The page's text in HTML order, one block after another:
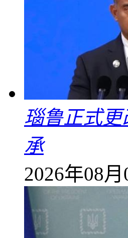
瑙鲁正式
承
2026年08